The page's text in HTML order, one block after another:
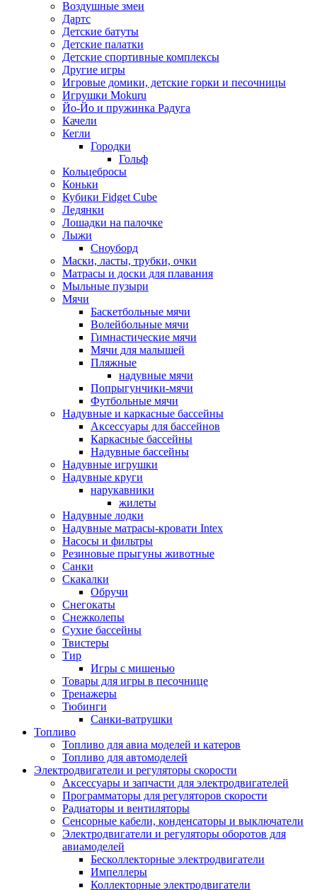
Воздушные змеи
Дартс
Детские батуты
Детские палатки
Детские спортивные комплексы
Другие игры
Игровые домики, детские горки и песочницы
Игрушки Mokuru
Йо-Йо и пружинка Радуга
Качели
Кегли
Городки
Гольф
Кольцебросы
Коньки
Кубики Fidget Cube
Ледянки
Лошадки на палочке
Лыжи
Сноуборд
Маски, ласты, трубки, очки
Матрасы и доски для плавания
Мыльные пузыри
Мячи
Баскетбольные мячи
Волейбольные мячи
Гимнастические мячи
Мячи для малышей
Пляжные
надувные мячи
Попрыгунчики-мячи
Футбольные мячи
Надувные и каркасные бассейны
Аксессуары для бассейнов
Каркасные бассейны
Надувные бассейны
Надувные игрушки
Надувные круги
нарукавники
жилеты
Надувные лодки
Надувные матрасы-кровати Intex
Насосы и фильтры
Резиновые прыгуны животные
Санки
Скакалки
Обручи
Снегокаты
Снежколепы
Сухие бассейны
Твистеры
Тир
Игры с мишенью
Товары для игры в песочнице
Тренажеры
Тюбинги
Санки-ватрушки
Топливо
Топливо для авиа моделей и катеров
Топливо для автомоделей
Электродвигатели и регуляторы скорости
Аксессуары и запчасти для электродвигателей
Программаторы для регуляторов скорости
Радиаторы и вентиляторы
Сенсорные кабели, конденсаторы и выключатели
Электродвигатели и регуляторы оборотов для
авиамоделей
Бесколлекторные электродвигатели
Импеллеры
Коллекторные электродвигатели